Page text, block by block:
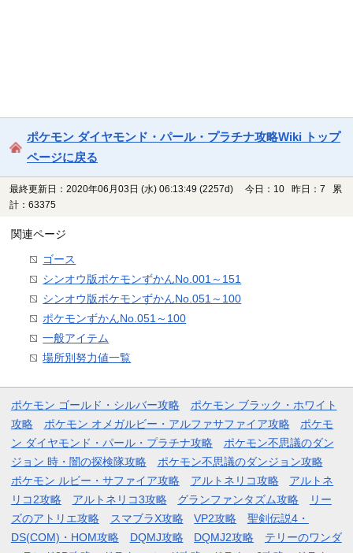
ポケモン ダイヤモンド・パール・プラチナ攻略Wiki トップ
ページに戻る
最終更新日：2020年06月03日 (水) 06:13:49 (2257d)
今日：10 昨日：7 累
計：63375
関連ページ
ゴース
シンオウ版ポケモンずかんNo.001～151
シンオウ版ポケモンずかんNo.051～100
ポケモンずかんNo.051～100
一般アイテム
場所別努力値一覧
ポケモン ゴールド・シルバー攻略
ポケモン ブラック・ホワイト
攻略
ポケモン オメガルビー・アルファサファイア攻略
ポケモ
ン ダイヤモンド・パール・プラチナ攻略
ポケモン不思議のダン
ジョン 時・闇の探検隊攻略
ポケモン不思議のダンジョン攻略
ポケモン ルビー・サファイア攻略
アルトネリコ攻略
アルトネ
リコ2攻略
アルトネリコ3攻略 グランファンタズム攻略
リー
ズのアトリエ攻略
スマブラX攻略 VP2攻略
聖剣伝説4・
DS(COM)・HOM攻略
DQMJ攻略 DQMJ2攻略
テリーのワンダ